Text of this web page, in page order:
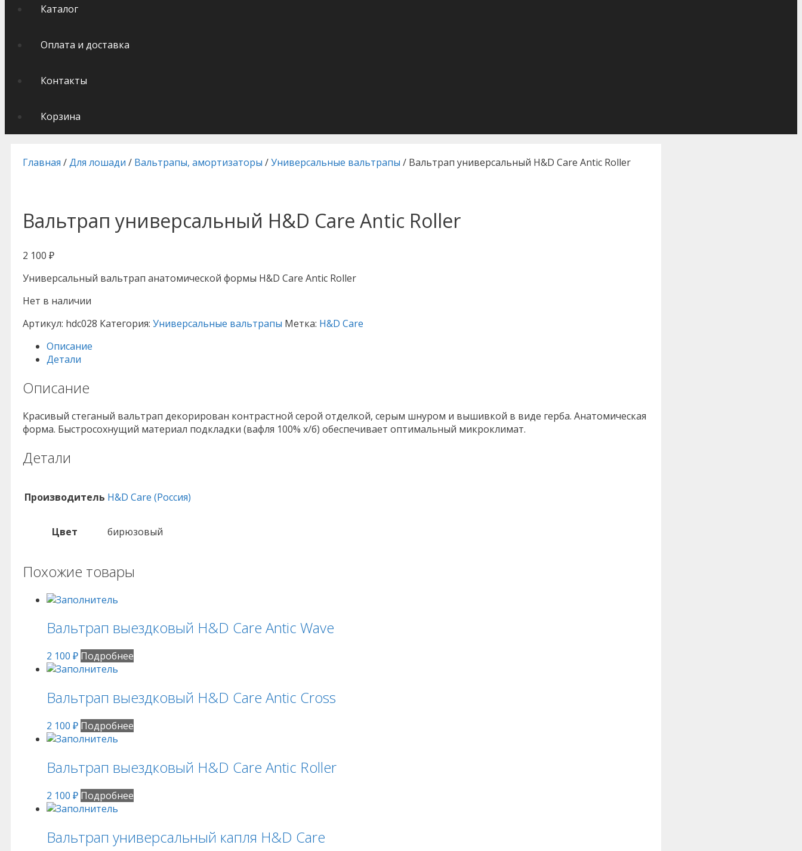
Каталог
Оплата и доставка
Контакты
Корзина
Главная /Для лошади / Вальтрапы, амортизаторы /Универсальные вальтрапы / Вальтрап универсальный H&D Care Antic Roller
Вальтрап универсальный H&D Care Antic Roller
2 100 ₽
Универсальный вальтрап анатомической формы H&D Care Antic Roller
Нет в наличии
Артикул: hdc028 Категория: Универсальные вальтрапы Метка: H&D Care
Описание
Детали
Описание
Красивый стеганый вальтрап декорирован контрастной серой отделкой, серым шнуром и вышивкой в виде герба. Анатомическая
форма. Быстросохнущий материал подкладки (вафля 100% х/б) обеспечивает оптимальный микроклимат.
Детали
Производитель H&D Care (Россия)
Цвет бирюзовый
Похожие товары
Вальтрап выездковый H&D Care Antic Wave
2 100 ₽ Подробнее
Вальтрап выездковый H&D Care Antic Cross
2 100 ₽ Подробнее
Вальтрап выездковый H&D Care Antic Roller
2 100 ₽ Подробнее
Вальтрап универсальный капля H&D Care